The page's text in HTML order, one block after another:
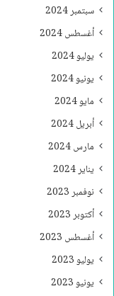
سبتمبر 2024
أغسطس 2024
يوليو 2024
يونيو 2024
مايو 2024
أبريل 2024
مارس 2024
يناير 2024
نوفمبر 2023
أكتوبر 2023
أغسطس 2023
يوليو 2023
يونيو 2023